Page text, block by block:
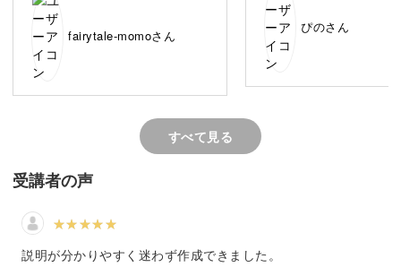
さいね。
光の反射で輝き、腕周りを明るく見せてくれるブレスレッ
スパイラルロープの編み方を習得しよう
ビーズステッチは、針と糸でビーズを編み込む技法。
fairytale-momoさん
ぴのさん
すべて見る
受講者の声
説明が分かりやすく迷わず作成できました。